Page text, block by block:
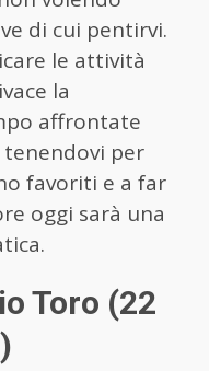
di cui pentirvi.
le attività
la
affrontate
per
favoriti e a far
oggi sarà una
Toro (22